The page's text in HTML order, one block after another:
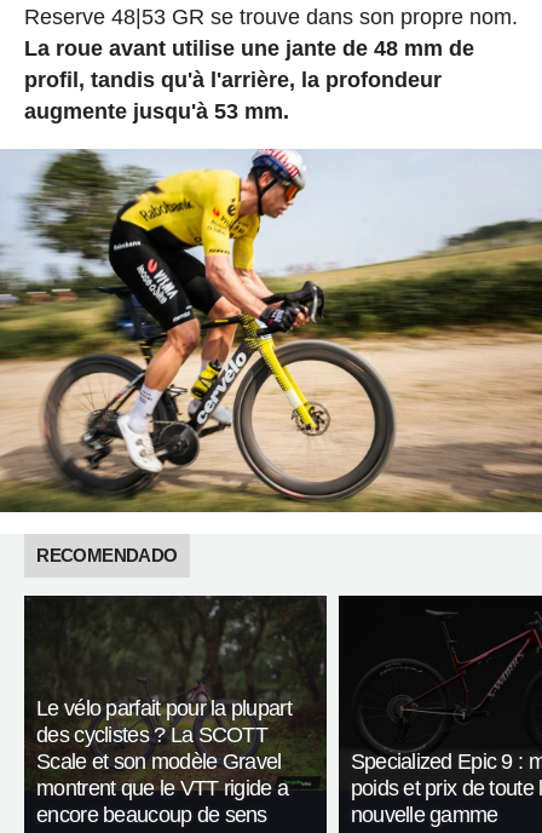
Reserve 48|53 GR se trouve dans son propre nom.
La roue avant utilise une jante de 48 mm de
profil, tandis qu'à l'arrière, la profondeur
augmente jusqu'à 53 mm.
RECOMENDADO
Le vélo parfait pour la plupart
des cyclistes ? La SCOTT
Scale et son modèle Gravel
montrent que le VTT rigide a
encore beaucoup de sens
Specialized Epic 9 :
poids et prix de toute
nouvelle gamme